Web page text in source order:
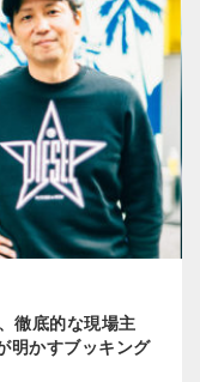
徹底的な現場主
明かすブッキング